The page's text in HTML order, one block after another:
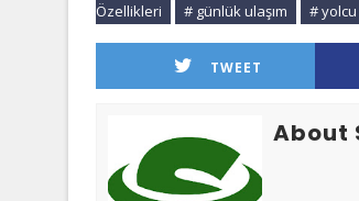
Özellikleri
# günlük ulaşım # yolcu
TWEET
About